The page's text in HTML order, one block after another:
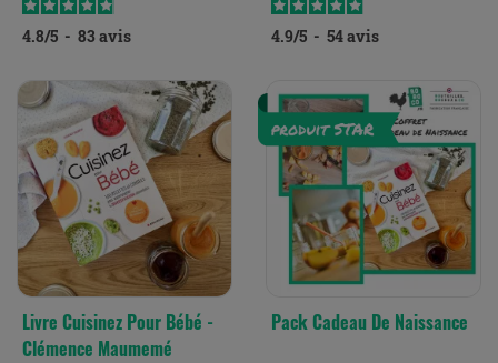
4.8/5 - 83 avis 4.9/5 - 54avis
Livre Cuisinez Pour Bébé -
Clémence Maumemé
Pack Cadeau De Naissance